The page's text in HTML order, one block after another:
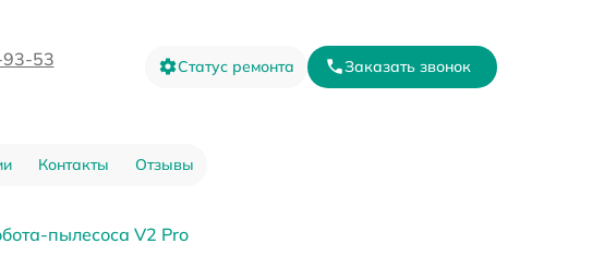
93-53 Статус ремонта Заказать звонок
Контакты Отзывы
пылесоса V2 Pro